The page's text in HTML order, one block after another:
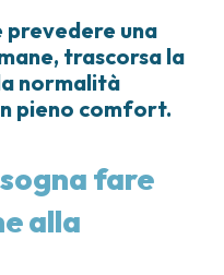
prevedere una
trascorsa la
normalità
pieno comfort.
fare
alla